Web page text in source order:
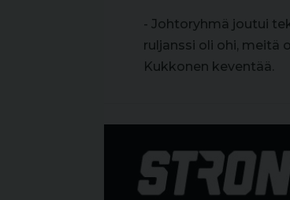
- Johtoryhmä joutui
ruljanssi oli ohi, meitä
Kukkonen keventää.